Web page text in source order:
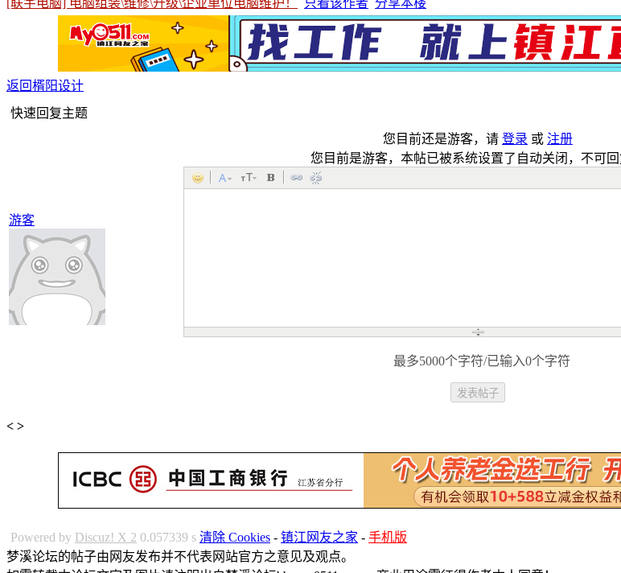
返回楈阳设计
快速回复主题
游客
您目前还是游客，请 登录 或 注册
您目前是游客，本帖已被系统设置了自动关闭，不可回
最多5000个字符/已输入0个字符
< >
Powered by Discuz! X 2 0.057339 s 清除 Cookies - 镇江网友之家 - 手机版
梦溪论坛的帖子由网友发布并不代表网站官方之意见及观点。